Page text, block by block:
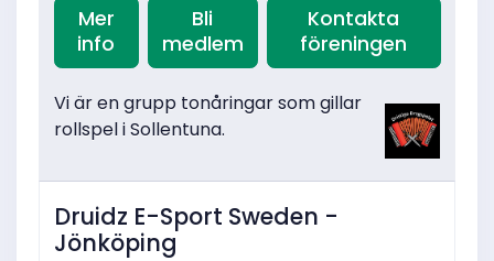
Mer
info
Bli
medlem
Kontakta
föreningen
Vi är en grupp tonåringar som gillar
rollspel i Sollentuna.
Druidz E-Sport Sweden -
Jönköping